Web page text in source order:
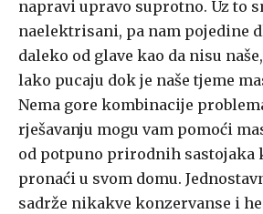
napravi upravo suprotno. Uz to
naelektrisani, pa nam pojedine
daleko od glave kao da nisu
lako pucaju dok je naše tjeme
Nema gore kombinacije
rješavanju mogu vam pomoći
od potpuno prirodnih sastojaka
pronaći u svom domu.
sadrže nikakve konzervanse i